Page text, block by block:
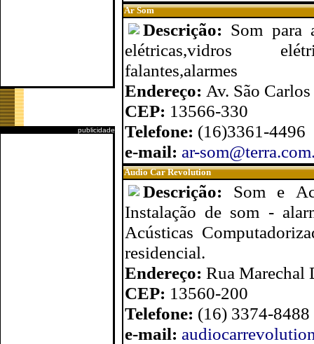
publicidade
Ar Som
Descrição: Som para
elétricas,vidros
falantes,alarmes
Endereço: Av. São
CEP: 13566-330
Telefone: (16)3361-4496
e-mail: ar-
Audio Car Revolution
Descrição: Som e
Instalação de som -
Acústicas
residencial.
Endereço: Rua Marechal
CEP: 13560-200
Telefone: (16) 3374-
e-mail: